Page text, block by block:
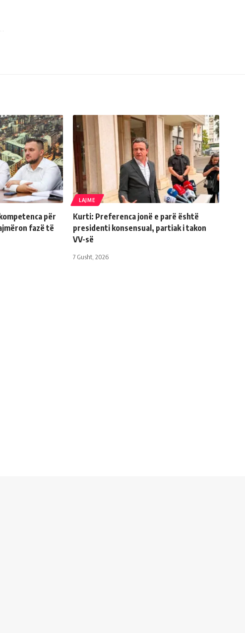
për
fazë të
LAJME
Kurti: Preferenca jonë e parë është
presidenti konsensual, partiak i takon
VV-së
7 Gusht, 2026